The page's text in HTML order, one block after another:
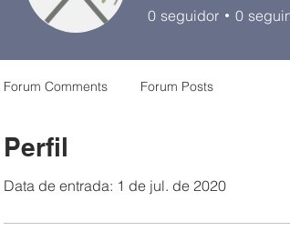
Perfil
Data de entrada: 1 de jul. de 2020
0 seguidor 0
Forum Comments Forum Posts